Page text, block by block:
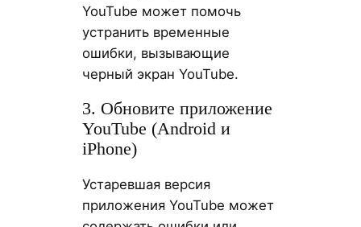
YouTube может помочь
устранить временные
ошибки, вызывающие
черный экран YouTube.
3. Обновите приложение
YouTube (Android и
iPhone)
Устаревшая версия
приложения YouTube может